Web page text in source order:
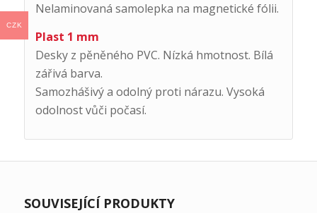
Nelaminovaná samolepka na magnetické fólii.
Plast 1 mm
Desky z pěněného PVC. Nízká hmotnost. Bílá
zářivá barva.
Samozhášivý a odolný proti nárazu. Vysoká
odolnost vůči počasí.
SOUVISEJÍCÍ PRODUKTY
CZK